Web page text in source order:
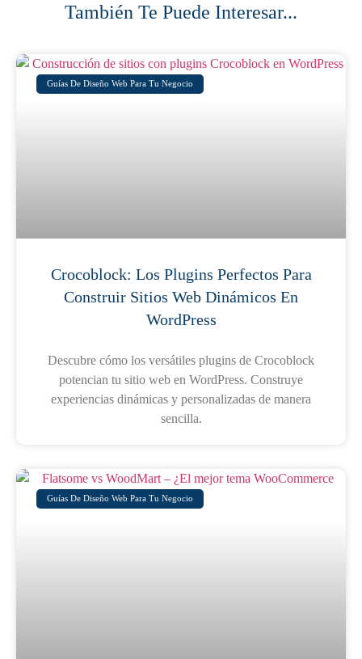
También Te Puede Interesar...
Guías De Diseño Web Para Tu Negocio
Crocoblock: Los Plugins Perfectos Para
Construir Sitios Web Dinámicos En
WordPress
Descubre cómo los versátiles plugins de Crocoblock
potencian tu sitio web en WordPress. Construye
experiencias dinámicas y personalizadas de manera
sencilla.
Guías De Diseño Web Para Tu Negocio